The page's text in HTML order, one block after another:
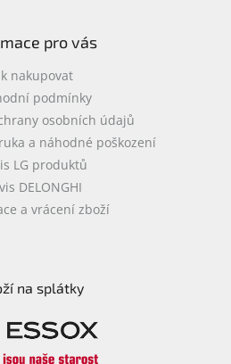
pro vás
nakupovat
podmínky
osobních údajů
a náhodné poškození
LG produktů
DELONGHI
a vrácení zboží
na splátky